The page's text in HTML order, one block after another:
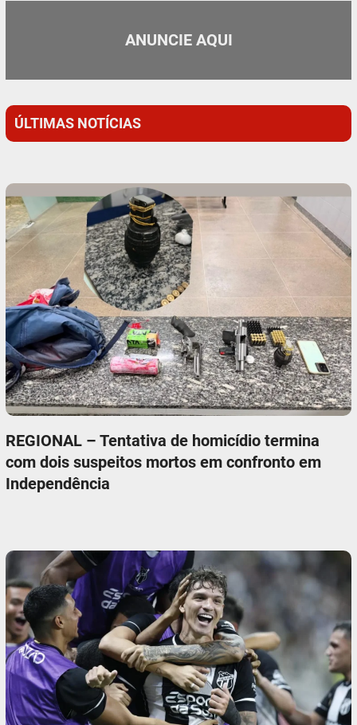
ANUNCIE AQUI
ÚLTIMAS NOTÍCIAS
REGIONAL – Tentativa de homicídio termina
com dois suspeitos mortos em confronto em
Independência